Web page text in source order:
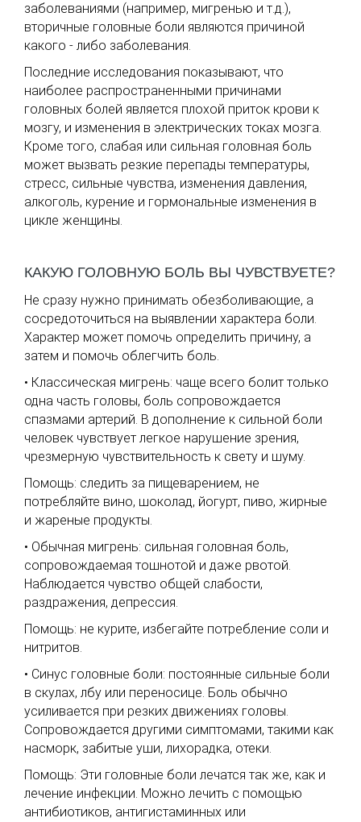
заболеваниями (например, мигренью и т.д.),
вторичные головные боли являются причиной
какого - либо заболевания.
Последние исследования показывают, что
наиболее распространенными причинами
головных болей является плохой приток крови к
мозгу, и изменения в электрических токах мозга.
Кроме того, слабая или сильная головная боль
может вызвать резкие перепады температуры,
стресс, сильные чувства, изменения давления,
алкоголь, курение и гормональные изменения в
цикле женщины.
КАКУЮ ГОЛОВНУЮ БОЛЬ ВЫ ЧУВСТВУЕТЕ?
Не сразу нужно принимать обезболивающие, а
сосредоточиться на выявлении характера боли.
Характер может помочь определить причину, а
затем и помочь облегчить боль.
• Классическая мигрень: чаще всего болит только
одна часть головы, боль сопровождается
спазмами артерий. В дополнение к сильной боли
человек чувствует легкое нарушение зрения,
чрезмерную чувствительность к свету и шуму.
Помощь: следить за пищеварением, не
потребляйте вино, шоколад, йогурт, пиво, жирные
и жареные продукты.
• Обычная мигрень: сильная головная боль,
сопровождаемая тошнотой и даже рвотой.
Наблюдается чувство общей слабости,
раздражения, депрессия.
Помощь: не курите, избегайте потребление соли и
нитритов.
• Синус головные боли: постоянные сильные боли
в скулах, лбу или переносице. Боль обычно
усиливается при резких движениях головы.
Сопровождается другими симптомами, такими как
насморк, забитые уши, лихорадка, отеки.
Помощь: Эти головные боли лечатся так же, как и
лечение инфекции. Можно лечить с помощью
антибиотиков, антигистаминных или